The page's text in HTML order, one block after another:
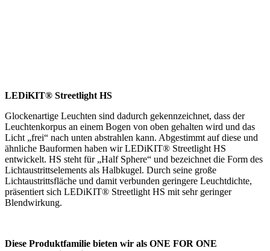
LEDiKIT® Streetlight HS
Glockenartige Leuchten sind dadurch gekennzeichnet, dass der
Leuchtenkorpus an einem Bogen von oben gehalten wird und das
Licht „frei“ nach unten abstrahlen kann. Abgestimmt auf diese und
ähnliche Bauformen haben wir LEDiKIT® Streetlight HS
entwickelt. HS steht für „Half Sphere“ und bezeichnet die Form des
Lichtaustrittselements als Halbkugel. Durch seine große
Lichtaustrittsfläche und damit verbunden geringere Leuchtdichte,
präsentiert sich LEDiKIT® Streetlight HS mit sehr geringer
Blendwirkung.
Diese Produktfamilie bieten wir als ONE FOR ONE